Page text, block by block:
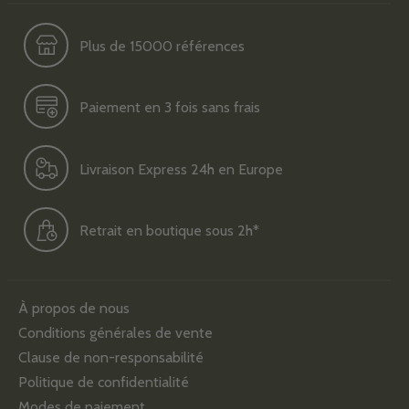
Plus de 15000 références
Paiement en 3 fois sans frais
Livraison Express 24h en Europe
Retrait en boutique sous 2h*
À propos de nous
Conditions générales de vente
Clause de non-responsabilité
Politique de confidentialité